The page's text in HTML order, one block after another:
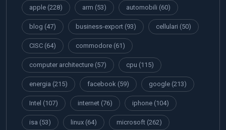
apple (228) arm (53) automobili (60)
blog (47) business-export (93) cellulari (50)
CISC (64) commodore (61)
computer architecture (57) cpu (115)
energia (215) facebook (59) google (213)
Intel (107) internet (76) iphone (104)
isa (53) linux (64) microsoft (262)